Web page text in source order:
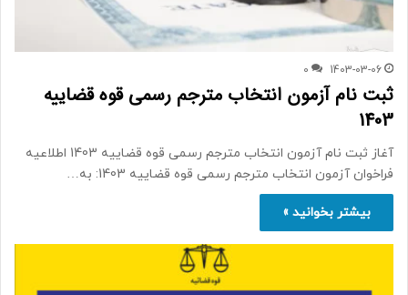
1403-03-06
0
ثبت نام آزمون انتخاب مترجم رسمی قوه قضاییه
1403
آغاز ثبت نام آزمون انتخاب مترجم رسمی قوه قضاییه 1403 اطلاعیه
فراخوان آزمون انتخاب مترجم رسمی قوه قضاییه 1403: به…
بیشتر بخوانید »